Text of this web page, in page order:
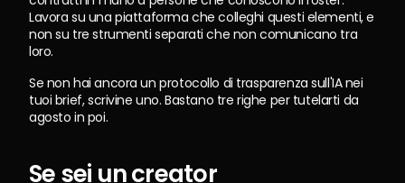
Lavora su una piattaforma che colleghi questi elementi, e
non su tre strumenti separati che non comunicano tra
loro.
Se non hai ancora un protocollo di trasparenza sull'IA nei
tuoi brief, scrivine uno. Bastano tre righe per tutelarti da
agosto in poi.
Se sei un creator